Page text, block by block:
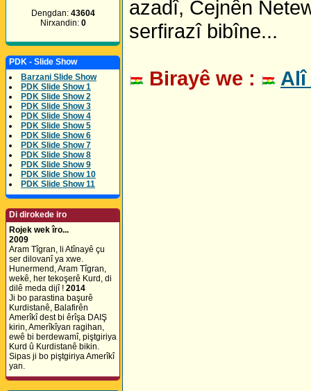
Dengdan: 43604
Nirxandin: 0
PDK - Slide Show
Barzani Slide Show
PDK Slide Show 1
PDK Slide Show 2
PDK Slide Show 3
PDK Slide Show 4
PDK Slide Show 5
PDK Slide Show 6
PDK Slide Show 7
PDK Slide Show 8
PDK Slide Show 9
PDK Slide Show 10
PDK Slide Show 11
Di dirokede iro
Rojek wek îro...
2009
Aram Tîgran, li Atînayê çu
ser dilovanî ya xwe.
Hunermend, Aram Tîgran,
wekê, her tekoşerê Kurd, di
dilê meda dijî ! 2014
Ji bo parastina başurê
Kurdistanê, Balafirên
Amerîkî dest bi êrîşa DAIŞ
kirin, Amerîkîyan ragihan,
ewê bi berdewamî, piştgiriya
Kurd û Kurdistanê bikin.
Sipas ji bo piştgiriya Amerîkî
yan.
azadî, Cejnên
serfirazî bibîne...
Birayê we : Alî